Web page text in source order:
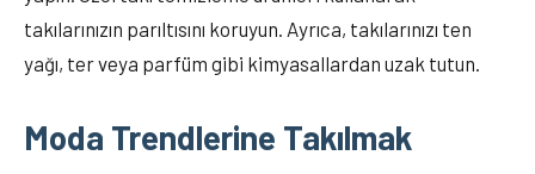
takılarınızın parıltısını koruyun. Ayrıca, takılarınızı ten
yağı, ter veya parfüm gibi kimyasallardan uzak tutun.
Moda Trendlerine Takılmak